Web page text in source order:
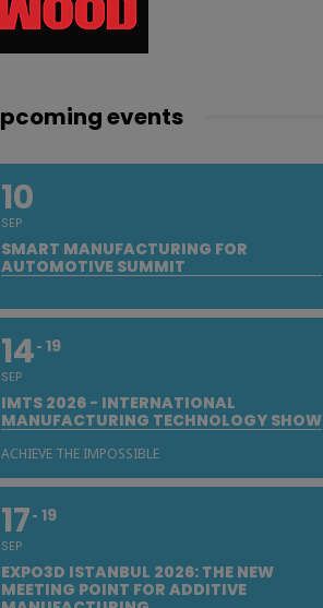
events
10
SEP
SMART MANUFACTURING FOR
AUTOMOTIVE SUMMIT
14
SEP
19
IMTS 2026 - INTERNATIONAL
MANUFACTURING TECHNOLOGY SHOW
ACHIEVE THE IMPOSSIBLE
17
SEP
19
EXPO3D ISTANBUL 2026: THE NEW
MEETING POINT FOR ADDITIVE